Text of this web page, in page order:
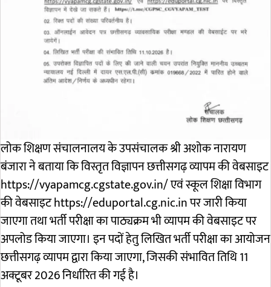
लोक शिक्षण संचालनालय के उपसंचालक श्री अशोक नारायण
बंजारा ने बताया कि विस्तृत विज्ञापन छत्तीसगढ़ व्यापम की वेबसाइट
https://vyapamcg.cgstate.gov.in/ एवं स्कूल शिक्षा विभाग
की वेबसाइट https://eduportal.cg.nic.in पर जारी किया
जाएगा तथा भर्ती परीक्षा का पाठ्यक्रम भी व्यापम की वेबसाइट पर
अपलोड किया जाएगा। इन पदों हेतु लिखित भर्ती परीक्षा का आयोजन
छत्तीसगढ़ व्यापम द्वारा किया जाएगा, जिसकी संभावित तिथि 11
अक्टूबर 2026 निर्धारित की गई है।